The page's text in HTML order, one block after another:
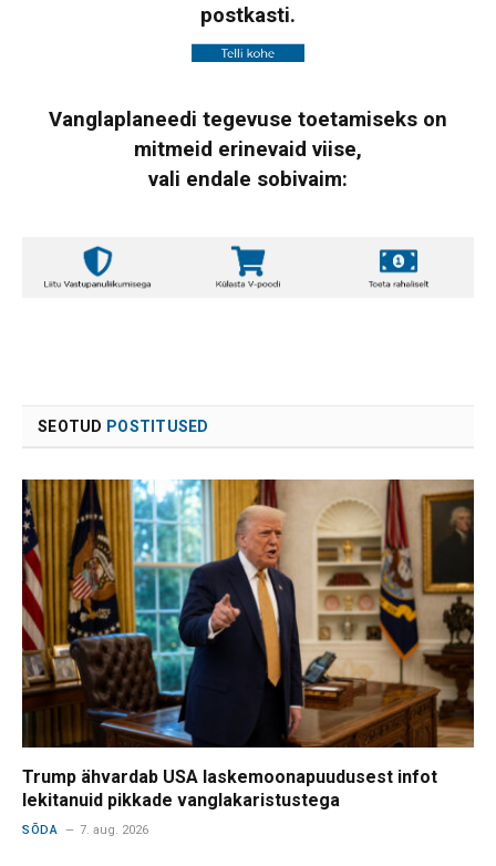
postkasti.
Vanglaplaneedi tegevuse toetamiseks on
mitmeid erinevaid viise,
vali endale sobivaim:
SEOTUD POSTITUSED
Trump ähvardab USA laskemoonapuudusest infot
lekitanuid pikkade vanglakaristustega
SÕDA 7. aug. 2026